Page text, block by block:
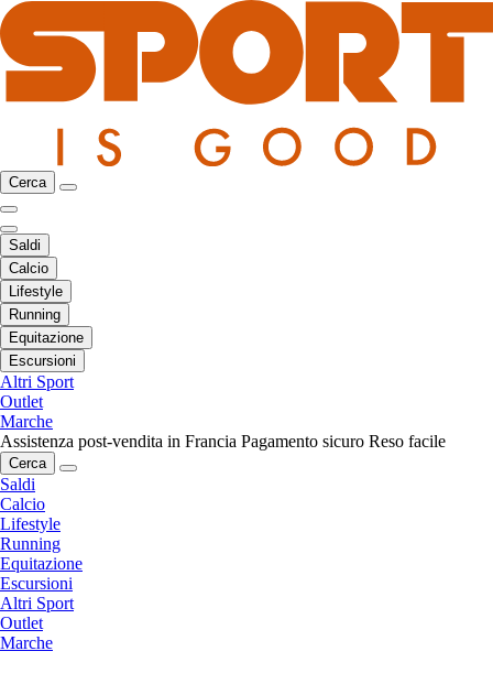
Cerca
Saldi
Calcio
Lifestyle
Running
Equitazione
Escursioni
Altri Sport
Outlet
Marche
Assistenza post-vendita in Francia Pagamento sicuro Reso facile
Cerca
Saldi
Calcio
Lifestyle
Running
Equitazione
Escursioni
Altri Sport
Outlet
Marche